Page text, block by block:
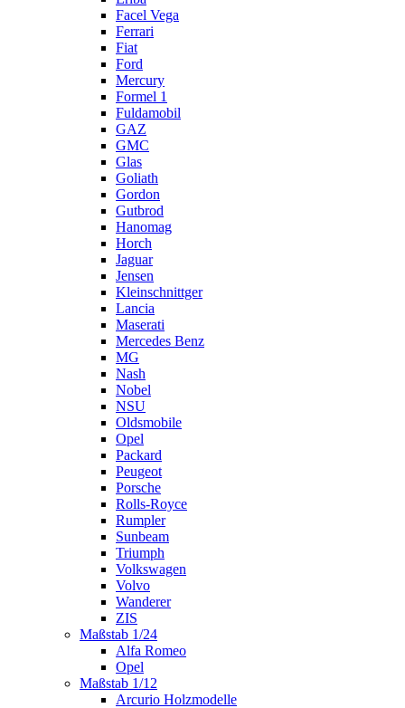
Facel Vega
Ferrari
Fiat
Ford
Mercury
Formel 1
Fuldamobil
GAZ
GMC
Glas
Goliath
Gordon
Gutbrod
Hanomag
Horch
Jaguar
Jensen
Kleinschnittger
Lancia
Maserati
Mercedes Benz
MG
Nash
Nobel
NSU
Oldsmobile
Opel
Packard
Peugeot
Porsche
Rolls-Royce
Rumpler
Sunbeam
Triumph
Volkswagen
Volvo
Wanderer
ZIS
Maßstab 1/24
Alfa Romeo
Opel
Maßstab 1/12
Arcurio Holzmodelle